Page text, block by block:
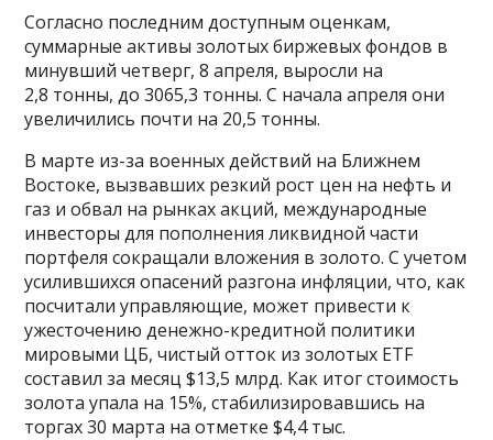
Согласно последним доступным оценкам,
суммарные активы золотых биржевых фондов в
минувший четверг, 8 апреля, выросли на
2,8 тонны, до 3065,3 тонны. С начала апреля они
увеличились почти на 20,5 тонны.
В марте из-за военных действий на Ближнем
Востоке, вызвавших резкий рост цен на нефть и
газ и обвал на рынках акций, международные
инвесторы для пополнения ликвидной части
портфеля сокращали вложения в золото. С учетом
усилившихся опасений разгона инфляции, что, как
посчитали управляющие, может привести к
ужесточению денежно-кредитной политики
мировыми ЦБ, чистый отток из золотых ETF
составил за месяц $13,5 млрд. Как итог стоимость
золота упала на 15%, стабилизировавшись на
торгах 30 марта на отметке $4,4 тыс.